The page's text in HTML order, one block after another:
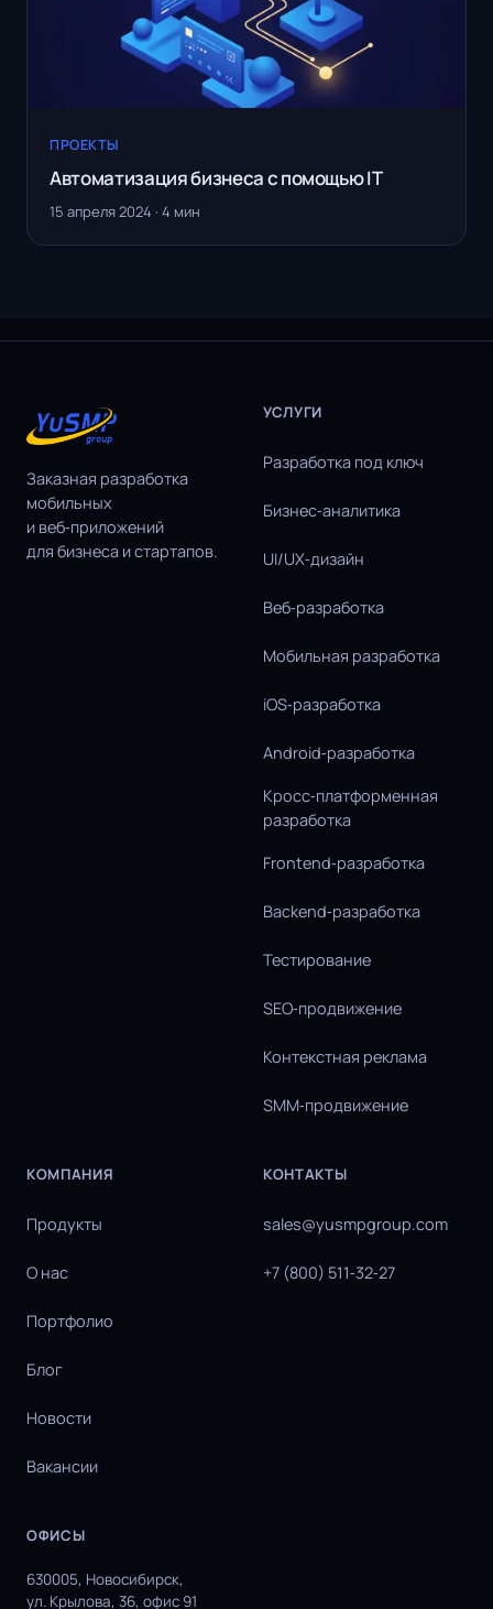
ПРОЕКТЫ
Автоматизация бизнеса с помощью IT
15 апреля 2024 · 4 мин
Заказная разработка
мобильных
и веб‑приложений
для бизнеса и стартапов.
УСЛУГИ
Разработка под ключ
Бизнес‑аналитика
UI/UX‑дизайн
Веб‑разработка
Мобильная разработка
iOS‑разработка
Android‑разработка
Кросс‑платформенная
разработка
Frontend‑разработка
Backend‑разработка
Тестирование
SEO‑продвижение
Контекстная реклама
SMM‑продвижение
КОМПАНИЯ
Продукты
О нас
Портфолио
Блог
Новости
Вакансии
КОНТАКТЫ
sales@yusmpgroup.com
+7 (800) 511‑32‑27
ОФИСЫ
630005, Новосибирск,
ул. Крылова, 36, офис 91